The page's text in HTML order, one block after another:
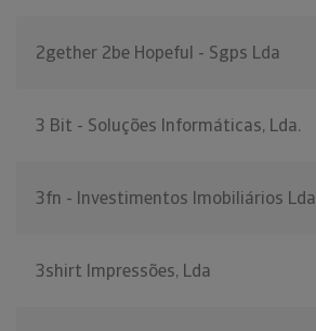
2gether 2be Hopeful - Sgps Lda
3 Bit - Soluções Informáticas, Lda.
3fn - Investimentos Imobiliários Lda
3shirt Impressões, Lda